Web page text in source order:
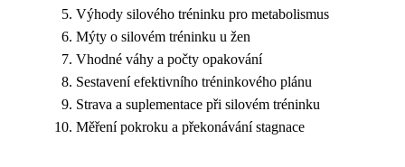
Výhody silového tréninku pro metabolismus
Mýty o silovém tréninku u žen
Vhodné váhy a počty opakování
Sestavení efektivního tréninkového plánu
Strava a suplementace při silovém tréninku
Měření pokroku a překonávání stagnace